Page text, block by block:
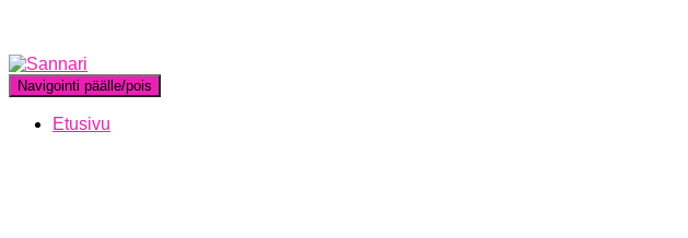
Navigointi päälle/pois
Etusivu